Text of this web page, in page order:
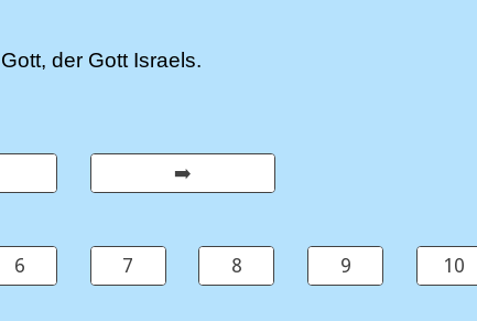
der Gott Israels.
➡️
6 7 8 9 10